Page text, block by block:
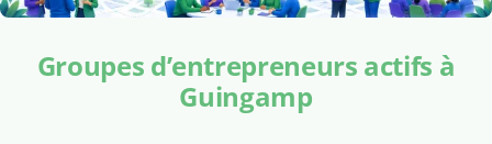
Groupes d’entrepreneurs actifs à
Guingamp